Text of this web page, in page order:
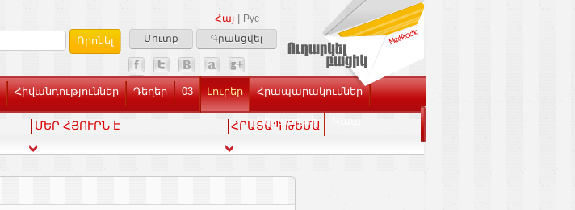
Հայ
Рус
Մուտք
Գրանցվել
Հիվանդություններ Դեղեր 03 Լուրեր Հրապարակումներ
Տեսասրահ Կապ
ՄԵՐ ՀՅՈՒՐՆ Է ՀՐԱՏԱՊ ԹԵՄԱ